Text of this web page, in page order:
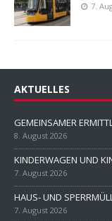
7.
AKTUELLES
GEMEINSAMER
8. August 2026
KINDERWAGEN UND
7. August 2026
HAUS- UND
7. August 2026